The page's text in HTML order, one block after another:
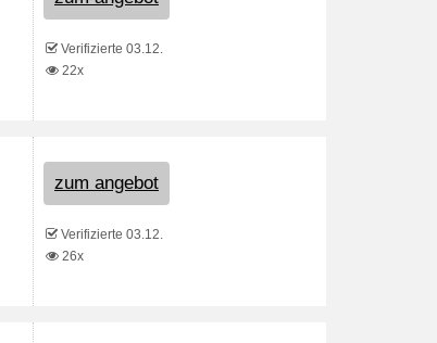
Verifizierte 03.12.
22x
zum angebot
Verifizierte 03.12.
26x